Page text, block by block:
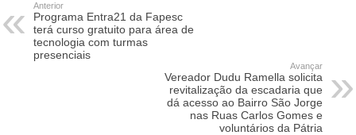
Anterior
Programa Entra21 da Fapesc
terá curso gratuito para área de
tecnologia com turmas
presenciais
Avançar
Vereador Dudu Ramella solicita
revitalização da escadaria que
dá acesso ao Bairro São Jorge
nas Ruas Carlos Gomes e
voluntários da Pátria